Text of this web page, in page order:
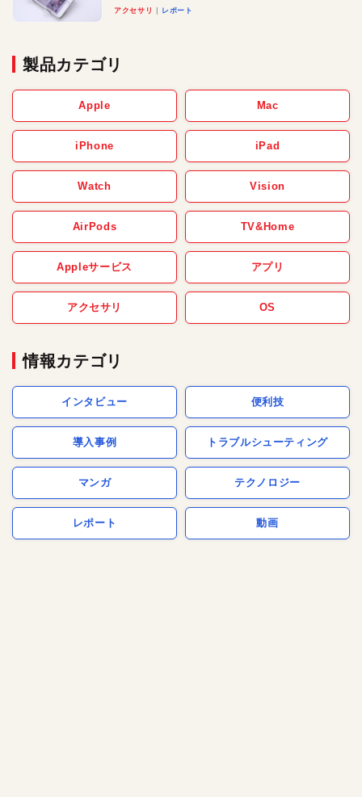
べる楽しさも
アクセサリ レポート
製品カテゴリ
Apple Mac
iPhone iPad
Watch Vision
AirPods TV&Home
Appleサービス アプリ
アクセサリ OS
情報カテゴリ
インタビュー 便利技
導入事例 トラブルシューティング
マンガ テクノロジー
レポート 動画